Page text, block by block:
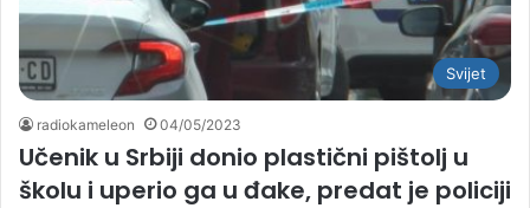
Svijet
radiokameleon 04/05/2023
Učenik u Srbiji donio plastični pištolj u
školu i uperio ga u đake, predat je policiji